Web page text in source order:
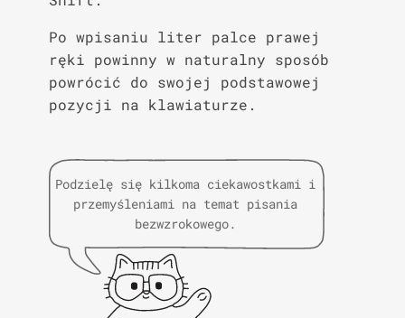
Po wpisaniu liter palce prawej
ręki powinny w naturalny sposób
powrócić do swojej podstawowej
pozycji na klawiaturze.
Podzielę się kilkoma ciekawostkami i
przemyśleniami na temat pisania
bezwzrokowego.